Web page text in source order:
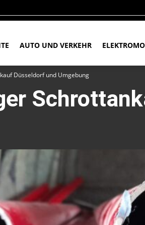
AUTO UND VERKEHR
Düsseldorf und Umgebung